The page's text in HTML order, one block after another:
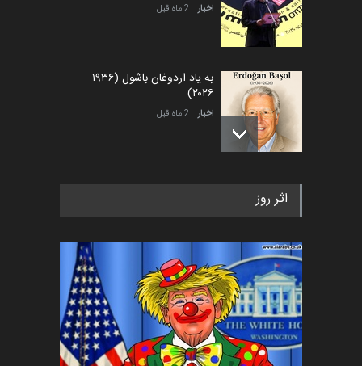
اخبار 2 ماه قبل
به یاد اردوغان باشول (۱۹۳۶–
۲۰۲۶)
اخبار 2 ماه قبل
رویداد کارگاهی کارتون و پوستر
اخبار 6 ماه قبل
فراخوان رویداد کارگاهی کارتون و
پوستر "ایران سربل…
اخبار 6 ماه قبل
اثر روز